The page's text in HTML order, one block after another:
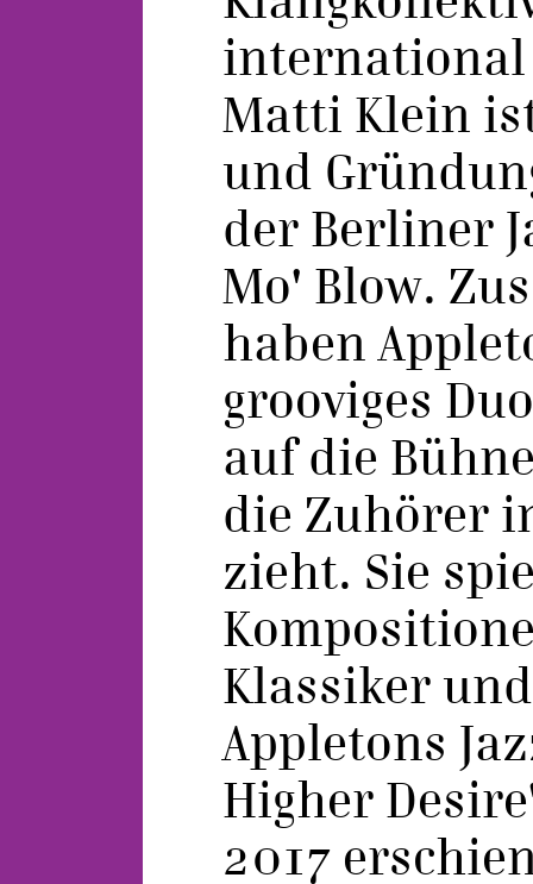
Matti Klein
und
der Berliner
Mo' Blow.
haben
grooviges
auf die
die Zuhörer
zieht. Sie
Klassiker
Appletons
Higher
2017